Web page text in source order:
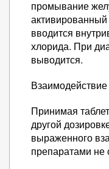
промывание
вводится
хлорида. При
выводится.
Взаимодействие
Принимая
другой
выраженного
препаратами не